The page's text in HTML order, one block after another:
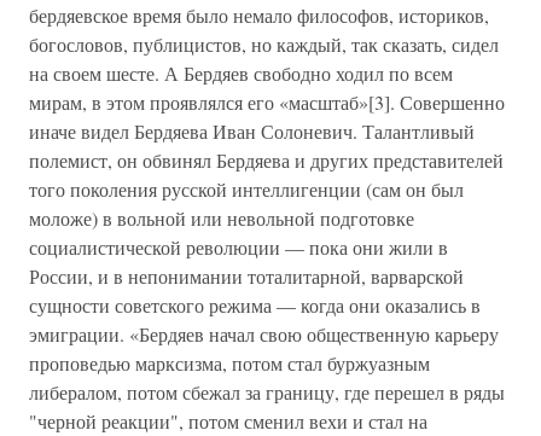
бердяевское время было немало философов, историков,
богословов, публицистов, но каждый, так сказать, сидел
на своем шесте. А Бердяев свободно ходил по всем
мирам, в этом проявлялся его «масштаб»[3]. Совершенно
иначе видел Бердяева Иван Солоневич. Талантливый
полемист, он обвинял Бердяева и других представителей
того поколения русской интеллигенции (сам он был
моложе) в вольной или невольной подготовке
социалистической революции — пока они жили в
России, и в непонимании тоталитарной, варварской
сущности советского режима — когда они оказались в
эмиграции. «Бердяев начал свою общественную карьеру
проповедью марксизма, потом стал буржуазным
либералом, потом сбежал за границу, где перешел в ряды
"черной реакции", потом сменил вехи и стал на